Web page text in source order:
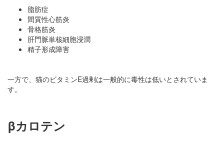
脂肪症
間質性心筋炎
骨格筋炎
肝門脈単核細胞浸潤
精子形成障害
一方で、猫のビタミンE過剰は一般的に毒性は低いとされていま
す。
βカロテン